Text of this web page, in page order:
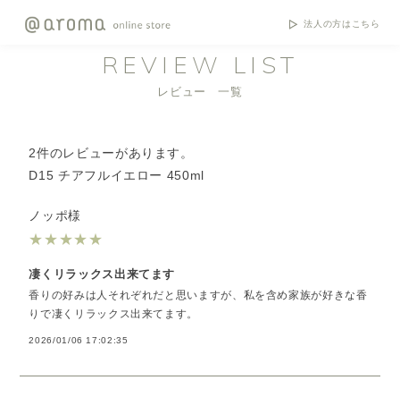
法人の方はこちら
REVIEW LIST
レビュー 一覧
2件のレビューがあります。
D15 チアフルイエロー 450ml
ノッポ様
★★★★★
凄くリラックス出来てます
香りの好みは人それぞれだと思いますが、私を含め家族が好きな香
りで凄くリラックス出来てます。
2026/01/06 17:02:35